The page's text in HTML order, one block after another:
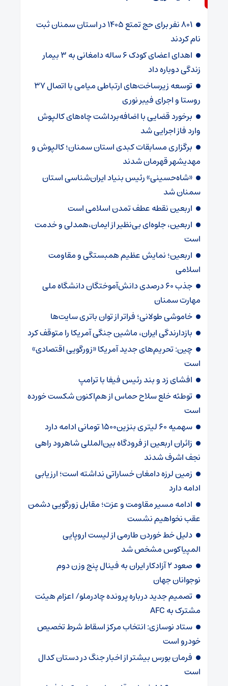
۸۰۱ نفر برای حج تمتع ۱۴۰۵ در استان سمنان ثبت
نام کردند
اهدای اعضای کودک ۶ ساله دامغانی به ۳ بیمار
زندگی دوباره داد
توسعه زیرساخت‌های ارتباطی میامی با اتصال ۳۷
روستا و اجرای فیبر نوری
برخورد قضایی با اضافه‌برداشت چاه‌های کالپوش
وارد فاز اجرایی شد
برگزاری مسابقات کبدی استان سمنان؛ کالپوش و
مهدیشهر قهرمان شدند
«شاه‌حسینی» رئیس بنیاد ایران‌شناسی استان
سمنان شد
اربعین نقطه عطف تمدن اسلامی است
اربعین، جلوه‌ای بی‌نظیر از ایمان،همدلی و خدمت
است
اربعین؛ نمایش عظیم همبستگی و مقاومت
اسلامی
جذب ۶۰ درصدی دانش‌آموختگان دانشگاه ملی
مهارت سمنان
خاموشی طولانی؛ فراتر از توان باتری سایت‌ها
بازدارندگی ایران، ماشین جنگی آمریکا را متوقف کرد
چین: تحریم‌های جدید آمریکا «زورگویی اقتصادی»
است
افشای زد و بند رئیس فیفا با ترامپ
توطئه خلع سلاح حماس از هم‌اکنون شکست خورده
است
سهمیه ۶۰ لیتری بنزین۱۵۰۰ تومانی ادامه دارد
زائران اربعین از فرودگاه بین‌المللی شاهرود راهی
نجف اشرف شدند
زمین لرزه دامغان خساراتی نداشته است؛ ارزیابی
ادامه دارد
ادامه مسیر مقاومت و عزت؛ مقابل زورگویی دشمن
عقب نخواهیم نشست
دلیل خط خوردن طارمی از لیست اروپایی
المپیاکوس مشخص شد
صعود ۲ آزادکار ایران به فینال پنج وزن دوم
نوجوانان جهان
تصمیم جدید درباره پرونده چادرملو/ اعزام هیئت
مشترک به AFC
ستاد نوسازی: انتخاب مرکز اسقاط شرط تخصیص
خودرو است
فرمان بورس بیشتر از اخبار جنگ در دستان کدال
است